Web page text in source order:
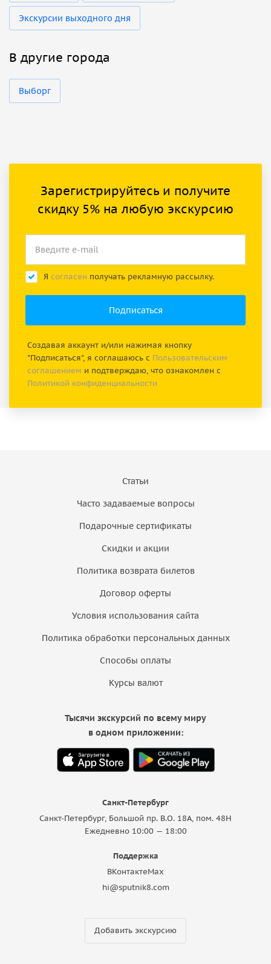
Экскурсии выходного дня
В другие города
Выборг
Зарегистрируйтесь и получите
скидку 5% на любую экскурсию
Я согласен получать рекламную рассылку.
Создавая аккаунт и/или нажимая кнопку
"Подписаться", я соглашаюсь с Пользовательским
соглашением и подтверждаю, что ознакомлен с
Политикой конфиденциальности
Статьи
Часто задаваемые вопросы
Подарочные сертификаты
Скидки и акции
Политика возврата билетов
Договор оферты
Условия использования сайта
Политика обработки персональных данных
Способы оплаты
Курсы валют
Санкт-Петербург
Санкт-Петербург, Большой пр. В.О. 18A, пом. 48Н
Ежедневно 10:00 — 18:00
Поддержка
ВКонтактеMax
hi@sputnik8.com
Добавить экскурсию
Тысячи экскурсий по всему миру
в одном приложении: